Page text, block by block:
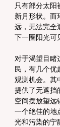
只有部分太阳
新月形状。而
远，无法完全
下一圈阳光可
对于渴望目睹
民，有几个优
观测机会。其
提供了无遮挡
空间摆放望远
一个绝佳的地
光和污染的宁